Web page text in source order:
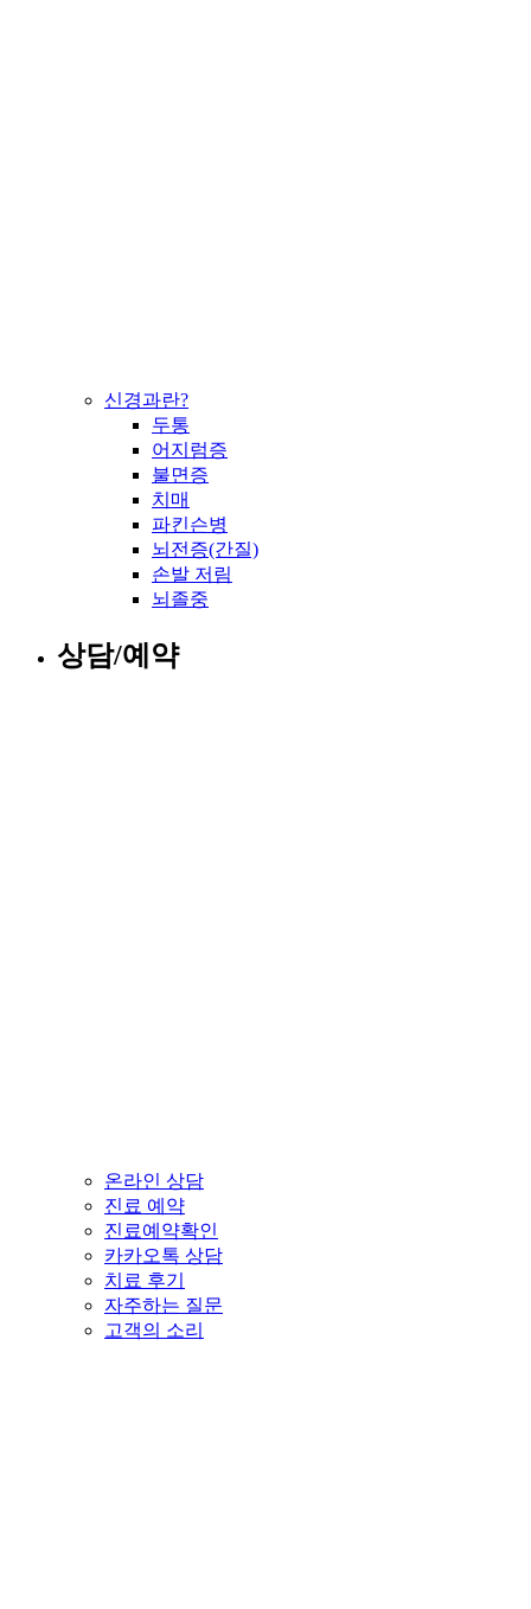
신경과란?
두통
어지럼증
불면증
치매
파킨슨병
뇌전증(간질)
손발 저림
뇌졸중
상담/예약
온라인 상담
진료 예약
진료예약확인
카카오톡 상담
치료 후기
자주하는 질문
고객의 소리